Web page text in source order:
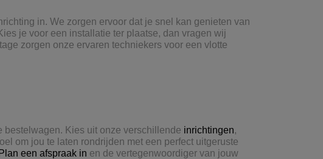
in. We zorgen ervoor dat je snel kan genieten van
je voor een installatie ter plaatse, dan vragen wij
zorgen onze ervaren techniekers voor een vlotte
Kies uit onze verschillende inrichtingen,
om jou te laten rondrijden met een perfect uitgeruste
Plan een afspraak in en de vertegenwoordiger van jouw